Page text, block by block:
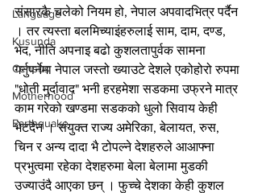
Language
Kusunda
Census
Motherhood
Earthquake
संसारकै चलेको नियम हो, नेपाल अपवादभित्र पर्दैन
। तर त्यस्ता बलमिच्याइंहरुलाई साम, दाम, दण्ड,
भेद, नीति अपनाइ बढो कुशलतापुर्वक सामना
गर्नुपर्नेमा नेपाल जस्तो ख्याउटे देशले एकोहोरो रुपमा
"धोती मुर्दावाद" भनी हरहमेशा सडकमा उफ्रने मात्र
काम गरेको खण्डमा सडकको धुलो सिवाय केही
भेटदैन । संयुक्त राज्य अमेरिका, बेलायत, रुस,
चिन र अन्य दादा भै टोपल्ने देशहरुले आआफ्ना
प्रभुत्वमा रहेका देशहरुमा बेला बेलामा मुडकी
उज्याउंदै आएका छन् । फुच्चे देशका केही कुशल